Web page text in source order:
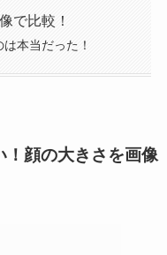
で比較！
本当だった！
！顔の大きさを画像